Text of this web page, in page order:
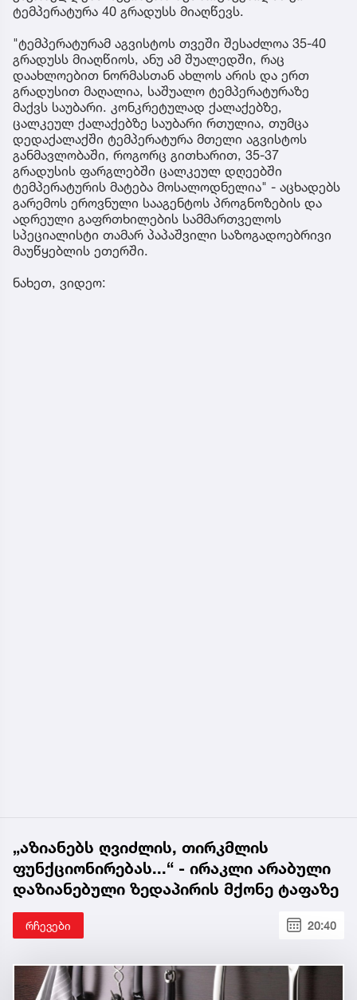
ტემპერატურა 40 გრადუსს მიაღწევს.
"ტემპერატურამ აგვისტოს თვეში შესაძლოა 35-40
გრადუსს მიაღწიოს, ანუ ამ შუალედში, რაც
დაახლოებით ნორმასთან ახლოს არის და ერთ
გრადუსით მაღალია, საშუალო ტემპერატურაზე
მაქვს საუბარი. კონკრეტულად ქალაქებზე,
ცალკეულ ქალაქებზე საუბარი რთულია, თუმცა
დედაქალაქში ტემპერატურა მთელი აგვისტოს
განმავლობაში, როგორც გითხარით, 35-37
გრადუსის ფარგლებში ცალკეულ დღეებში
ტემპერატურის მატება მოსალოდნელია" - აცხადებს
გარემოს ეროვნული სააგენტოს პროგნოზების და
ადრეული გაფრთხილების სამმართველოს
სპეციალისტი თამარ პაპაშვილი საზოგადოებრივი
მაუწყებლის ეთერში.
ნახეთ, ვიდეო:
„აზიანებს ღვიძლის, თირკმლის
ფუნქციონირებას...“ - ირაკლი არაბული
დაზიანებული ზედაპირის მქონე ტაფაზე
რჩევები 20:40